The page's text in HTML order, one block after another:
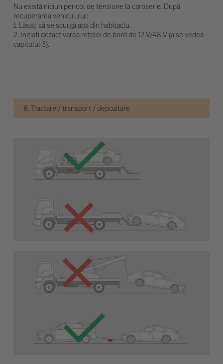
Nu există niciun pericol de tensiune la caroserie. După
recuperarea vehiculului:
1. Lăsați să se scurgă apa din habitaclu.
2. Inițiați dezactivarea rețelei de bord de 12 V/48 V (a se vedea
capitolul 3).
8. Tractare / transport / depozitare